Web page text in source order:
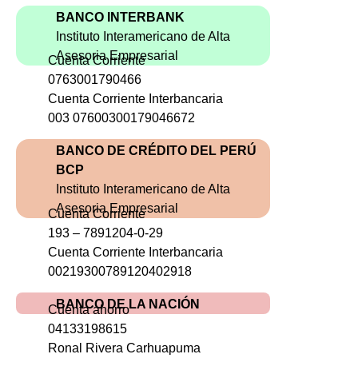
BANCO INTERBANK
Instituto Interamericano de Alta
Asesoria Empresarial
Cuenta Corriente
0763001790466
Cuenta Corriente Interbancaria
003 07600300179046672
BANCO DE CRÉDITO DEL PERÚ
BCP
Instituto Interamericano de Alta
Asesoria Empresarial
Cuenta Corriente
193 – 7891204-0-29
Cuenta Corriente Interbancaria
00219300789120402918
BANCO DE LA NACIÓN
Cuenta ahorro
04133198615
Ronal Rivera Carhuapuma